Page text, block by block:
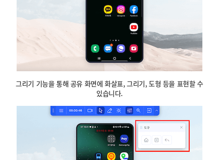
그리기 기능을 통해 공유 화면에 화살표, 그리기, 도형 등을 표현할 수
있습니다.